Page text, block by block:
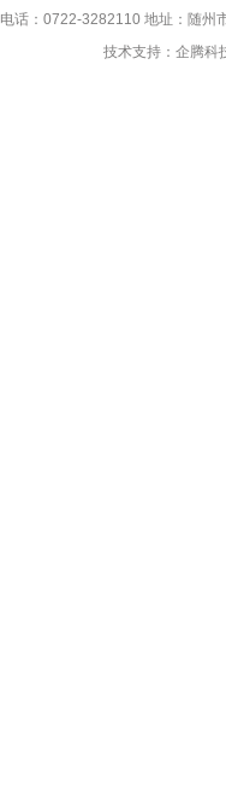
电话：0722-3282110 地址：随州
技术支持： 企腾科